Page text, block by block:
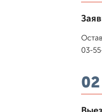
03-
02